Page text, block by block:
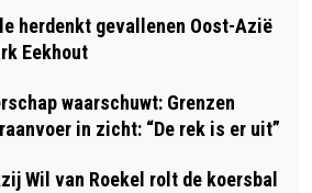
herdenkt gevallenen Oost-Azië
Eekhout
waarschuwt: Grenzen
in zicht: “De rek is er uit”
Wil van Roekel rolt de koersbal